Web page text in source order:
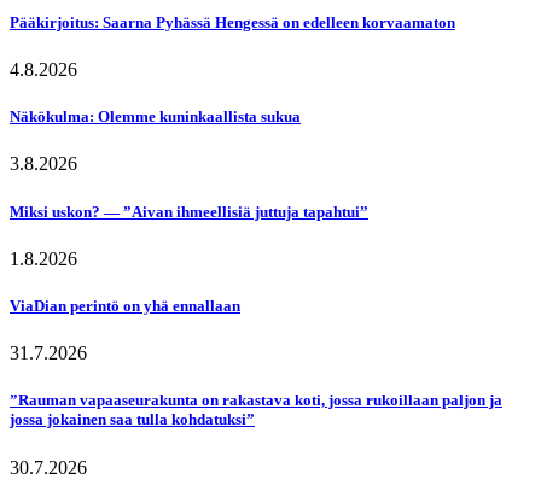
Pääkirjoitus: Saarna Pyhässä Hengessä on edelleen korvaamaton
4.8.2026
Näkökulma: Olemme kuninkaallista sukua
3.8.2026
Miksi uskon? — ”Aivan ihmeellisiä juttuja tapahtui”
1.8.2026
ViaDian perintö on yhä ennallaan
31.7.2026
”Rauman vapaaseurakunta on rakastava koti, jossa rukoillaan paljon ja
jossa jokainen saa tulla kohdatuksi”
30.7.2026